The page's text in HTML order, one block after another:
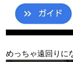
めっちゃ遠回りに